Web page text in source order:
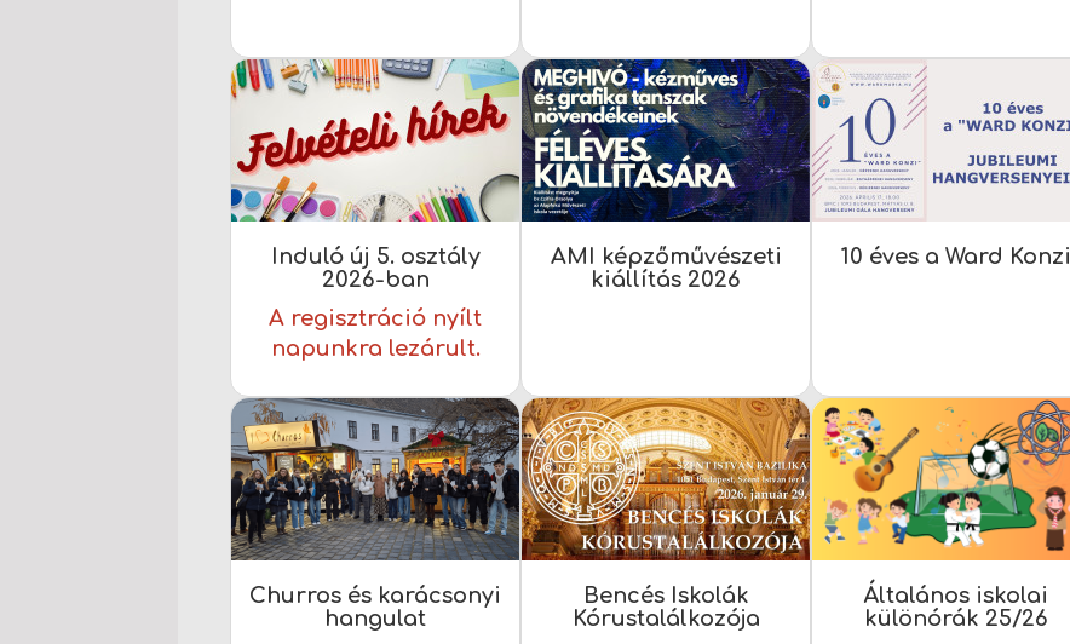
Induló új 5. osztály
2026-ban
A regisztráció nyílt
napunkra lezárult.
AMI képzőművészeti
kiállítás 2026
10 éves a Ward Konzi
Churros és karácsonyi
hangulat
Bencés Iskolák
Kórustalálkozója
Általános iskolai
különórák 25/26